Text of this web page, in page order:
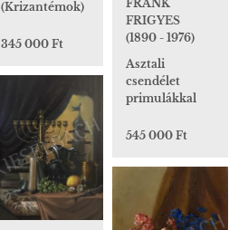
(Krizantémok)
345 000 Ft
FRANK
FRIGYES
(1890 - 1976)
Asztali
csendélet
primulákkal
545 000 Ft